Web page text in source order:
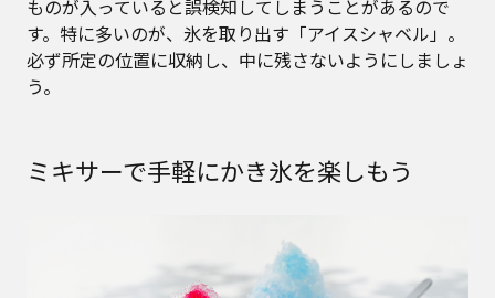
ものが入っていると誤検知してしまうことがあるので
す。特に多いのが、氷を取り出す「アイスシャベル」。
必ず所定の位置に収納し、中に残さないようにしましょ
う。
ミキサーで手軽にかき氷を楽しもう